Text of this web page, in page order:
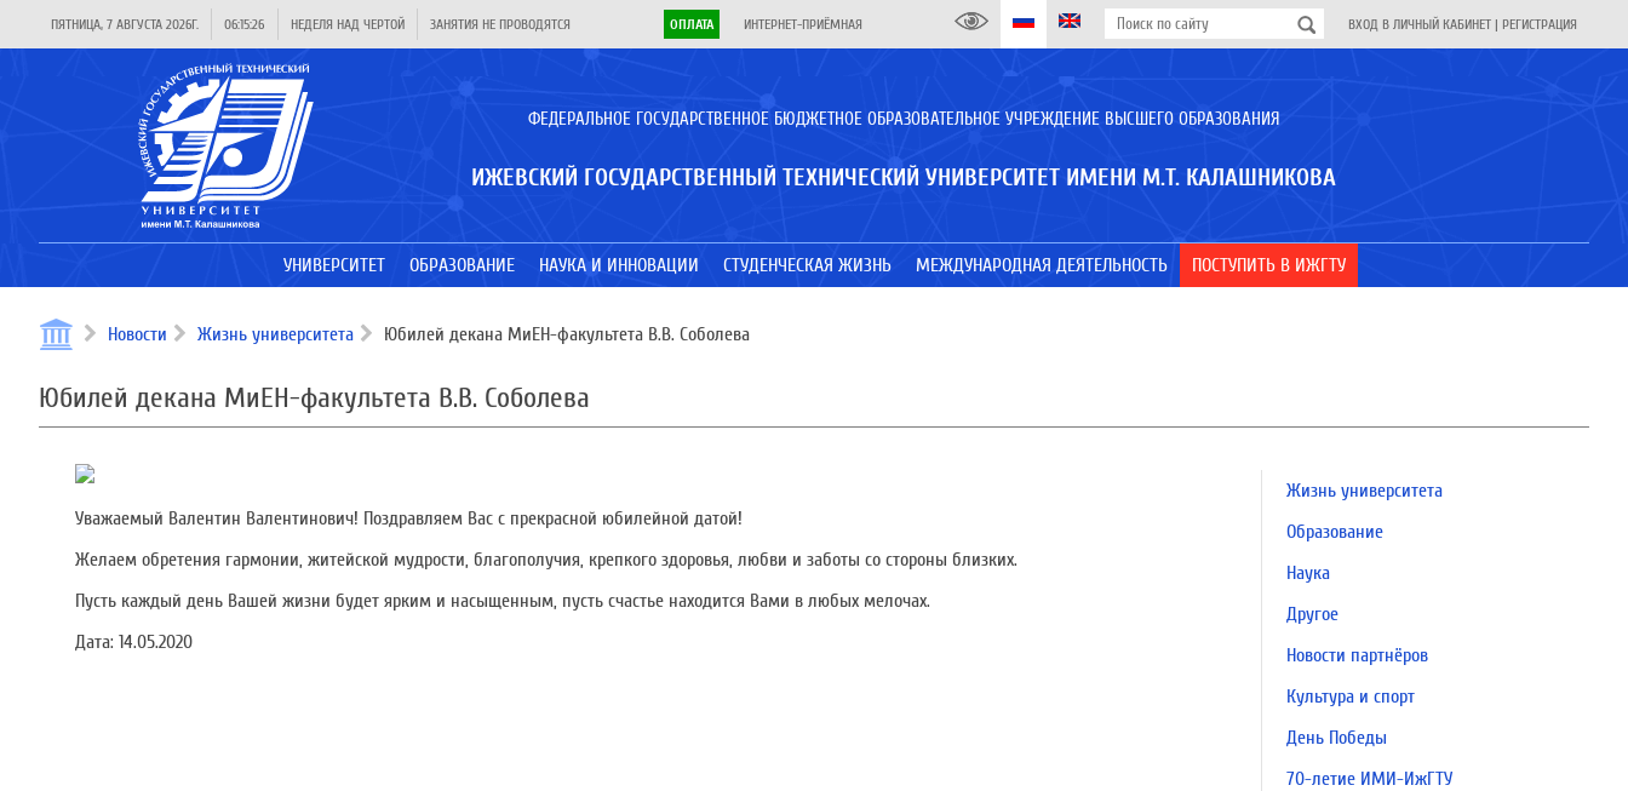
ПЯТНИЦА, 7 АВГУСТА 2026Г. 06:15:26 НЕДЕЛЯ НАД ЧЕРТОЙ ЗАНЯТИЯ НЕ ПРОВОДЯТСЯ ОПЛАТА ИНТЕРНЕТ-ПРИЁМНАЯ ВХОД В ЛИЧНЫЙ КАБИНЕТ | РЕГИСТРАЦИЯ
ФЕДЕРАЛЬНОЕ ГОСУДАРСТВЕННОЕ БЮДЖЕТНОЕ ОБРАЗОВАТЕЛЬНОЕ УЧРЕЖДЕНИЕ ВЫСШЕГО ОБРАЗОВАНИЯ
ИЖЕВСКИЙ ГОСУДАРСТВЕННЫЙ ТЕХНИЧЕСКИЙ УНИВЕРСИТЕТ ИМЕНИ М.Т. КАЛАШНИКОВА
УНИВЕРСИТЕТ ОБРАЗОВАНИЕ НАУКА И ИННОВАЦИИ СТУДЕНЧЕСКАЯ ЖИЗНЬ МЕЖДУНАРОДНАЯ ДЕЯТЕЛЬНОСТЬ ПОСТУПИТЬ В ИЖГТУ
Новости Жизнь университета Юбилей декана МиЕН-факультета В.В. Соболева
Юбилей декана МиЕН-факультета В.В. Соболева
Уважаемый Валентин Валентинович! Поздравляем Вас с прекрасной юбилейной датой!
Желаем обретения гармонии, житейской мудрости, благополучия, крепкого здоровья, любви и заботы со стороны близких.
Пусть каждый день Вашей жизни будет ярким и насыщенным, пусть счастье находится Вами в любых мелочах.
Дата: 14.05.2020
Жизнь университета
Образование
Наука
Другое
Новости партнёров
Культура и спорт
День Победы
70-летие ИМИ-ИжГТУ